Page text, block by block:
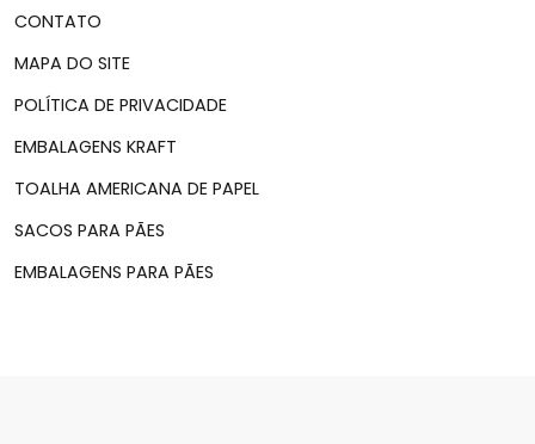
CONTATO
MAPA DO SITE
POLÍTICA DE PRIVACIDADE
EMBALAGENS KRAFT
TOALHA AMERICANA DE PAPEL
SACOS PARA PÃES
EMBALAGENS PARA PÃES